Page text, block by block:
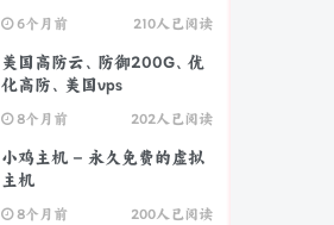
6个月前 210人已阅读
美国高防云、防御200G、优
化高防、美国vps
8个月前 202人已阅读
小鸡主机 – 永久免费的虚拟
主机
8个月前 200人已阅读